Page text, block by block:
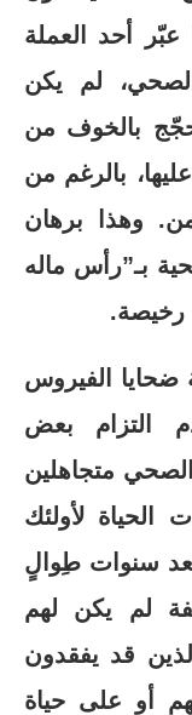
أحد العملة
لم يكن
بالخوف من
بالرغم من
وهذا برهان
بـ”رأس ماله
رخيصة.
ضحايا الفيروس
التزام بعض
الصحي متجاهلين
الحياة لأولئك
سنوات طِوالٍ
لم يكن لهم
قد يفقدون
أو على حياة